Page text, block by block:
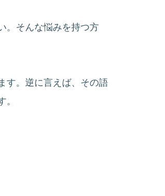
。そんな悩みを持つ方
す。逆に言えば、その語